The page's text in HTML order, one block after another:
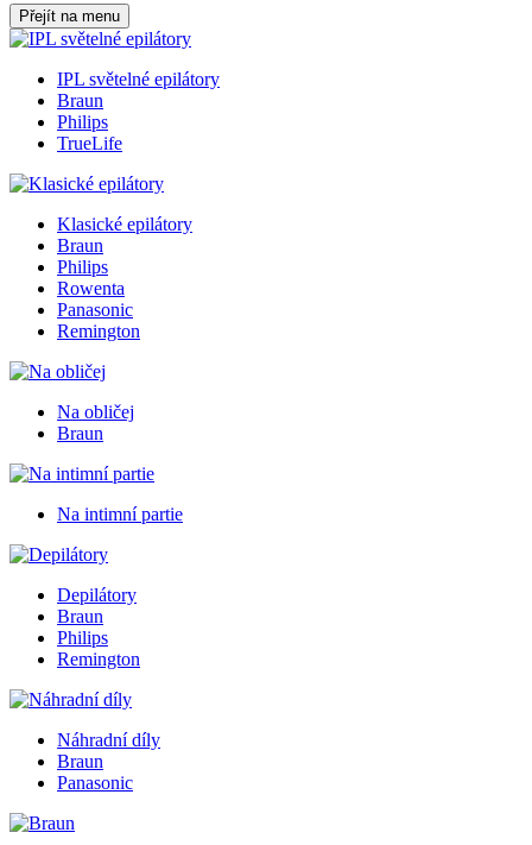
Přejít na menu
IPL světelné epilátory
Braun
Philips
TrueLife
Klasické epilátory
Braun
Philips
Rowenta
Panasonic
Remington
Na obličej
Braun
Na intimní partie
Depilátory
Braun
Philips
Remington
Náhradní díly
Braun
Panasonic